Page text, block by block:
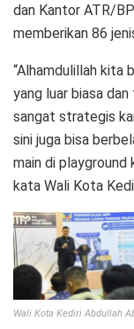
dan Kantor ATR/
memberikan 86
“Alhamdulillah kita
yang luar biasa
sangat strategis
sini juga bisa
main di playground
kata Wali Kota
Wali Kota Kediri Abdullah